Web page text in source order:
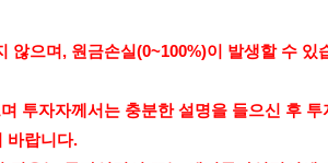
않으며 , 원금손실(0~100%)이 발생할 수 있
투자자께서는 충분한 설명을 들으신 후 투
바랍니다.